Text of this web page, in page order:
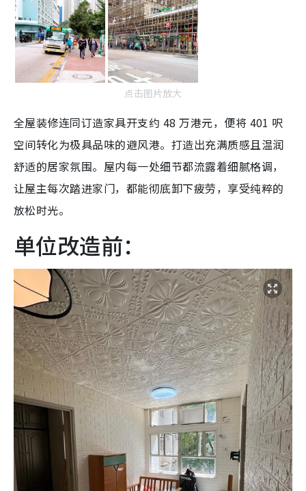
点击图片放大
全屋装修连同订造家具开支约 48 万港元，便将 401 呎
空间转化为极具品味的避风港。打造出充满质感且温润
舒适的居家氛围。屋内每一处细节都流露着细腻格调，
让屋主每次踏进家门，都能彻底卸下疲劳，享受纯粹的
放松时光。
单位改造前：